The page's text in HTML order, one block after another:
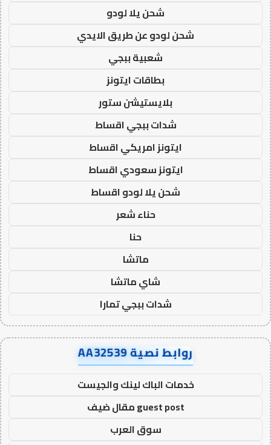
شحن يلا لودو
شحن لودو عن طريق الايدي
شعبية ببجي
بطاقات ايتونز
بلايستيشن ستور
شدات ببجي اقساط
ايتونز امريكي اقساط
ايتونز سعودي اقساط
شحن يلا لودو اقساط
حناء شعر
حنا
ماتشا
شاي ماتشا
شدات ببجي تمارا
روابط نصية AA32539
خدمات الباك لينك والجيست
guest post مقال ضيف
سوق العرب